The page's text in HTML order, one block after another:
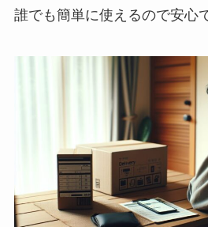
誰でも簡単に使えるので安心